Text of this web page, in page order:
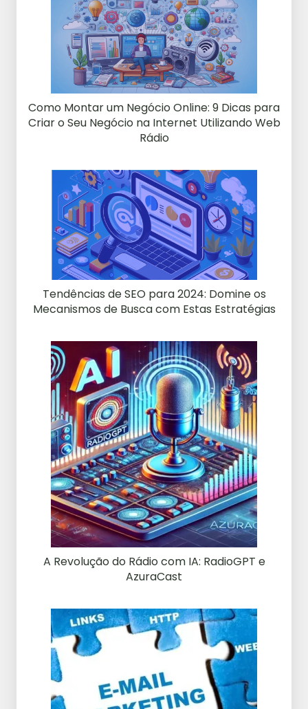
Como Montar um Negócio Online: 9 Dicas para
Criar o Seu Negócio na Internet Utilizando Web
Rádio
Tendências de SEO para 2024: Domine os
Mecanismos de Busca com Estas Estratégias
A Revolução do Rádio com IA: RadioGPT e
AzuraCast